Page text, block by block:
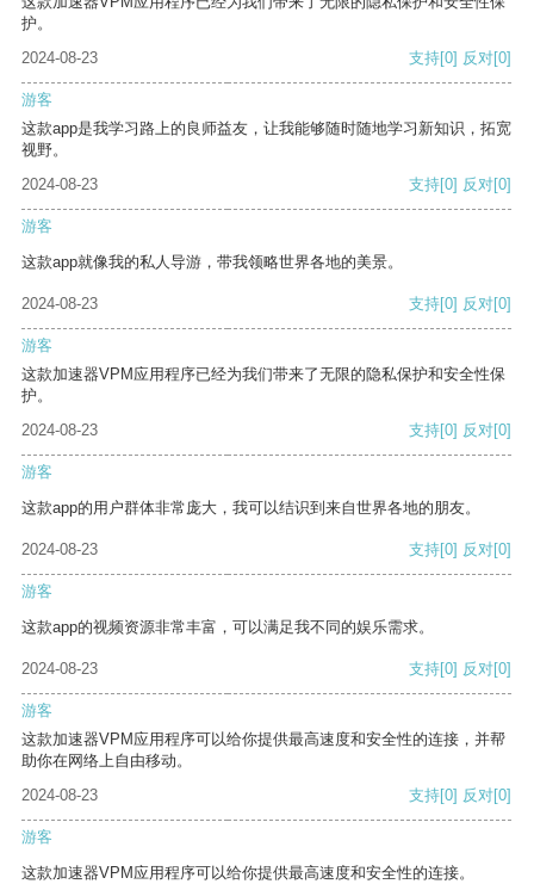
护。
2024-08-23
支持[0] 反对[0]
游客
这款app是我学习路上的良师益友，让我能够随时随地学习新知识，拓宽
视野。
2024-08-23
支持[0] 反对[0]
游客
这款app就像我的私人导游，带我领略世界各地的美景。
2024-08-23 支持[0] 反对[0]
游客
这款加速器VPM应用程序已经为我们带来了无限的隐私保护和安全性保
护。
2024-08-23
支持[0] 反对[0]
游客
这款app的用户群体非常庞大，我可以结识到来自世界各地的朋友。
2024-08-23 支持[0] 反对[0]
游客
这款app的视频资源非常丰富，可以满足我不同的娱乐需求。
2024-08-23 支持[0] 反对[0]
游客
这款加速器VPM应用程序可以给你提供最高速度和安全性的连接，并帮
助你在网络上自由移动。
2024-08-23
支持[0] 反对[0]
游客
这款加速器VPM应用程序可以给你提供最高速度和安全性的连接。